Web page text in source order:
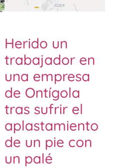
Herido un
trabajador en
una empresa
de Ontígola
tras sufrir el
aplastamiento
de un pie con
un palé